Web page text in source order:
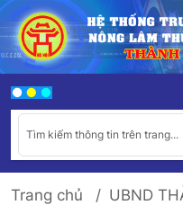
Trang chủ UBND